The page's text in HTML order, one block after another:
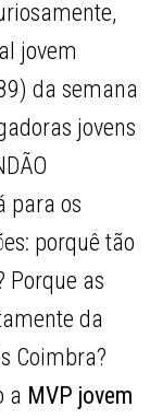
jovem
da semana
jovens
para os
porquê tão
Porque as
da
Coimbra?
a MVP jovem